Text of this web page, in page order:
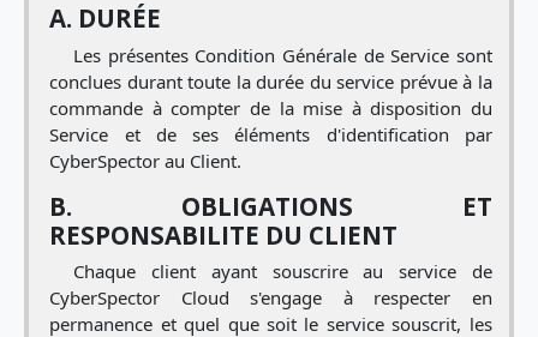
A. DURÉE
Les présentes Condition Générale de Service sont
conclues durant toute la durée du service prévue à la
commande à compter de la mise à disposition du
Service et de ses éléments d'identification par
CyberSpector au Client.
B. OBLIGATIONS ET
RESPONSABILITE DU CLIENT
Chaque client ayant souscrire au service de
CyberSpector Cloud s'engage à respecter en
permanence et quel que soit le service souscrit, les